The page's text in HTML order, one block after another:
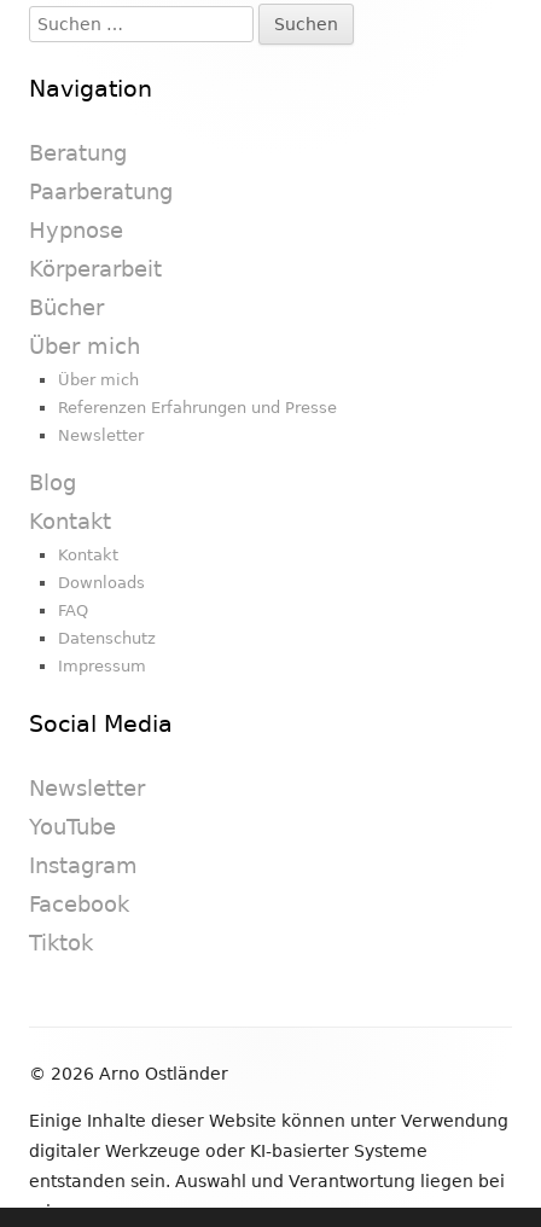
Seitenleiste
Suchen
nach:
Navigation
Beratung
Paarberatung
Hypnose
Körperarbeit
Bücher
Über mich
Über mich
Referenzen Erfahrungen und Presse
Newsletter
Blog
Kontakt
Kontakt
Downloads
FAQ
Datenschutz
Impressum
Social Media
Newsletter
YouTube
Instagram
Facebook
Tiktok
© 2026 Arno Ostländer
Einige Inhalte dieser Website können unter Verwendung
digitaler Werkzeuge oder KI-basierter Systeme
entstanden sein. Auswahl und Verantwortung liegen bei
mir.